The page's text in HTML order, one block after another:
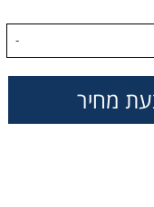
-
מחיר